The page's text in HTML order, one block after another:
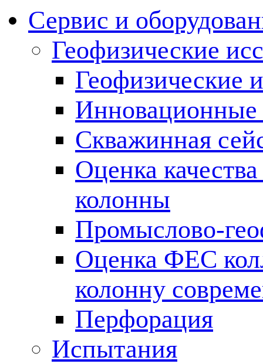
Сервис и
Геофизические
Геофизические
Инновационные
Скважинная
Оценка
колонны
Промыслово-
Оценка ФЕС
колонну
Перфорация
Испытания